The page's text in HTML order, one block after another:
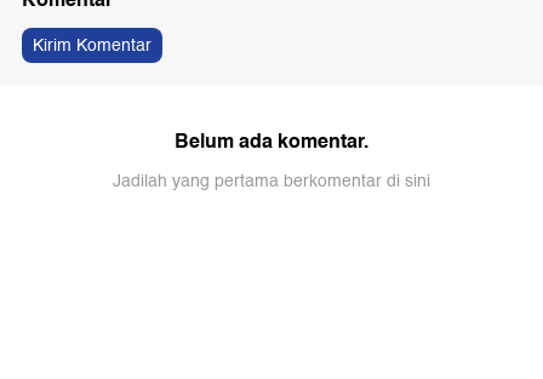
Kirim Komentar
Belum ada komentar.
Jadilah yang pertama berkomentar di sini